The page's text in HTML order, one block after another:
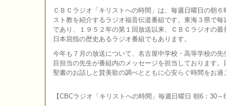
ＣＢＣラジオ「キリストへの時間」は、毎週日曜日の朝
スト教を紹介するラジオ福音伝道番組です。東海３県で
であり、１９５２年の第１回放送以来、ＣＢＣラジオの
日本屈指の歴史あるラジオ番組でもあります。
今年も７月の放送について、名古屋中学校・高等学校の
目担当の先生が番組内のメッセージを担当しております
聖書のお話しと賛美歌の調べとともに心安らぐ時間をお過
【CBCラジオ「キリストへの時間」毎週日曜日 朝6：30～